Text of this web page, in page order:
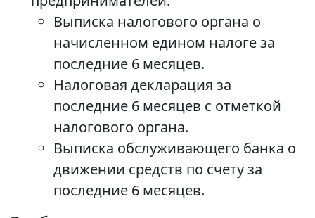
Выписка налогового органа о
начисленном едином налоге за
последние 6 месяцев.
Налоговая декларация за
последние 6 месяцев с отметкой
налогового органа.
Выписка обслуживающего банка о
движении средств по счету за
последние 6 месяцев.